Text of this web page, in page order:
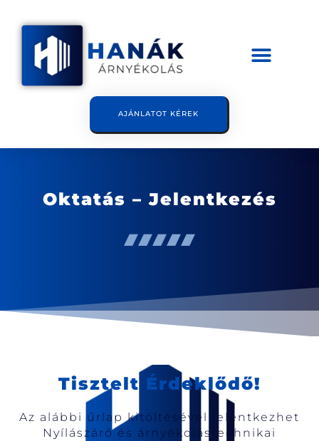
AJÁNLATOT KÉREK
Oktatás – Jelentkezés
Tisztelt Érdeklődő!
Az alábbi űrlap kitöltésével jelentkezhet
Nyílászáró és árnyékolástechnikai